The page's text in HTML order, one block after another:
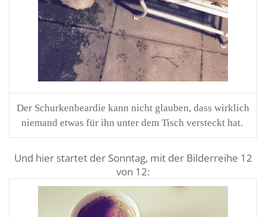
Der Schurkenbeardie kann nicht glauben, dass wirklich
niemand etwas für ihn unter dem Tisch versteckt hat.
Und hier startet der Sonntag, mit der Bilderreihe 12
von 12: